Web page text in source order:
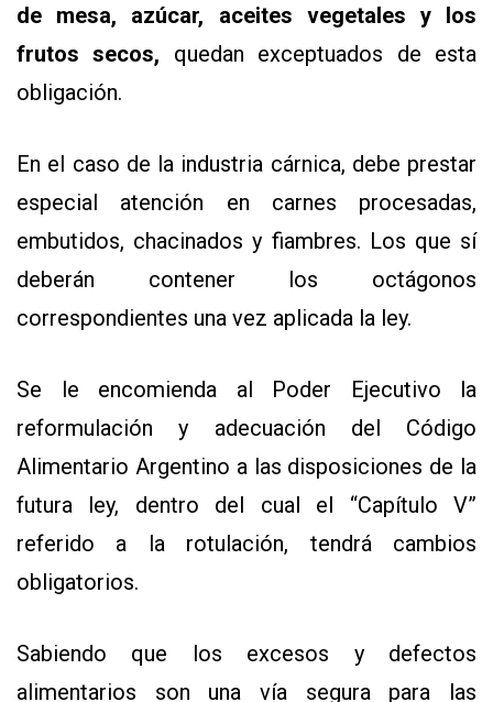
de mesa, azúcar, aceites vegetales y los
frutos secos, quedan exceptuados de esta
obligación.
En el caso de la industria cárnica, debe prestar
especial atención en carnes procesadas,
embutidos, chacinados y fiambres. Los que sí
deberán contener los octágonos
correspondientes una vez aplicada la ley.
Se le encomienda al Poder Ejecutivo la
reformulación y adecuación del Código
Alimentario Argentino a las disposiciones de la
futura ley, dentro del cual el “Capítulo V”
referido a la rotulación, tendrá cambios
obligatorios.
Sabiendo que los excesos y defectos
alimentarios son una vía segura para las